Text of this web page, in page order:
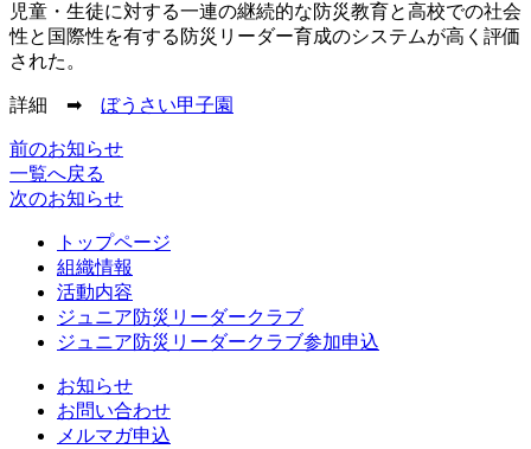
児童・生徒に対する一連の継続的な防災教育と高校での社会
性と国際性を有する防災リーダー育成のシステムが高く評価
された。
詳細 ➡ ぼうさい甲子園
前のお知らせ
一覧へ戻る
次のお知らせ
トップページ
組織情報
活動内容
ジュニア防災リーダークラブ
ジュニア防災リーダークラブ参加申込
お知らせ
お問い合わせ
メルマガ申込